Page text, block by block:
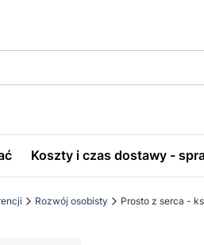
Koszty i czas dostawy -
Rozwój osobisty Prosto z serca -